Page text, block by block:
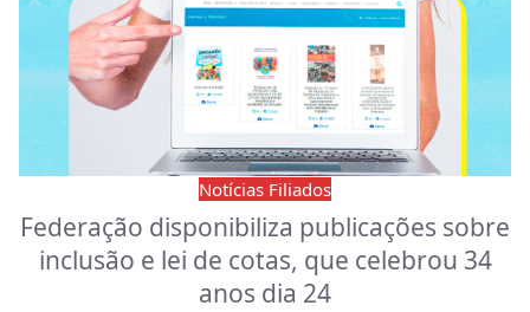
Notícias Filiados
Federação disponibiliza publicações sobre
inclusão e lei de cotas, que celebrou 34
anos dia 24